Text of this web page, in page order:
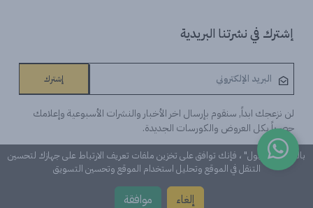
إشترك في نشرتنا البريدية
إشترك
لن نزعجك ابداً, سنقوم بإرسال اخر الأخبار والنشرات الأسبوعية وإعلامك
حصرياً بكل العروض والكورسات الجديدة.
©Learn n 'Digital. كل الحقوق محفوظة
بالنقر على "قبول" ، فإنك توافق على تخزين ملفات تعريف الارتباط على جهازك لتحسين
التنقل في الموقع وتحليل استخدام الموقع وتحسين التسويق
موافقة إلغاء